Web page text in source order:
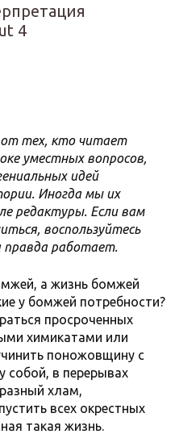
4
тех, кто читает
уместных вопросов,
идей
Иногда мы их
редактуры. Если вам
воспользуйтесь
правда работает.
а жизнь бомжей
у бомжей потребности?
просроченных
химикатами или
поножовщину с
в перерывах
хлам,
всех окрестных
такая жизнь.